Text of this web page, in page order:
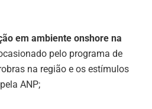
em ambiente onshore na
pelo programa de
na região e os estímulos
ANP;